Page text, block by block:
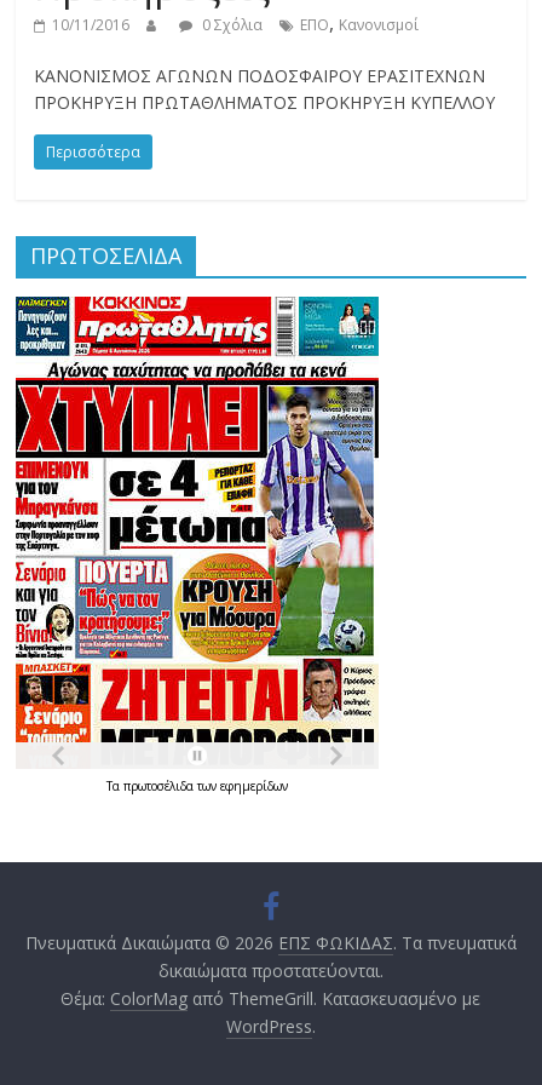
10/11/2016 0 Σχόλια ΕΠΟ, Κανονισμοί
ΚΑΝΟΝΙΣΜΟΣ ΑΓΩΝΩΝ ΠΟΔΟΣΦΑΙΡΟΥ ΕΡΑΣΙΤΕΧΝΩΝ
ΠΡΟΚΗΡΥΞΗ ΠΡΩΤΑΘΛΗΜΑΤΟΣ ΠΡΟΚΗΡΥΞΗ ΚΥΠΕΛΛΟΥ
Περισσότερα
ΠΡΩΤΟΣΕΛΙΔΑ
Ταπρωτοσέλιδατωνεφημερίδων
Πνευματικά Δικαιώματα © 2026 ΕΠΣ ΦΩΚΙΔΑΣ. Τα πνευματικά
δικαιώματα προστατεύονται.
Θέμα: ColorMag από ThemeGrill. Κατασκευασμένο με
WordPress.